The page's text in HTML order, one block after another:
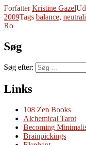
ForfatterKristine Gazel
2009Tags balance,
Ro
Søg
Søg efter:
Links
108 Zen Books
Alchemical Tarot
Becoming
Brainpickings